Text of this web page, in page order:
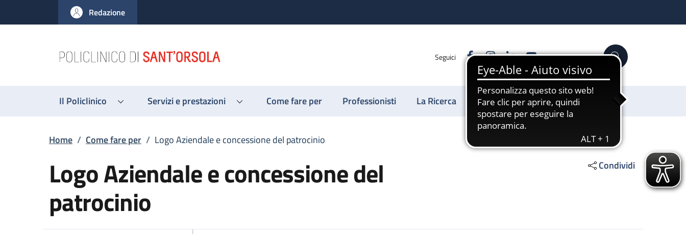
al contenuto principale
to footer content
Redazione
Seguici FacebookInstagram
LinkedinYouTube Cerca
Il Policlinico Servizi e prestazioni Come fare per Professionisti La Ricerca Sostienici
Briciole di pane
Home / Come fare per / Logo Aziendale e concessione del patrocinio
Logo Aziendale e concessione del
patrocinio
Condividi